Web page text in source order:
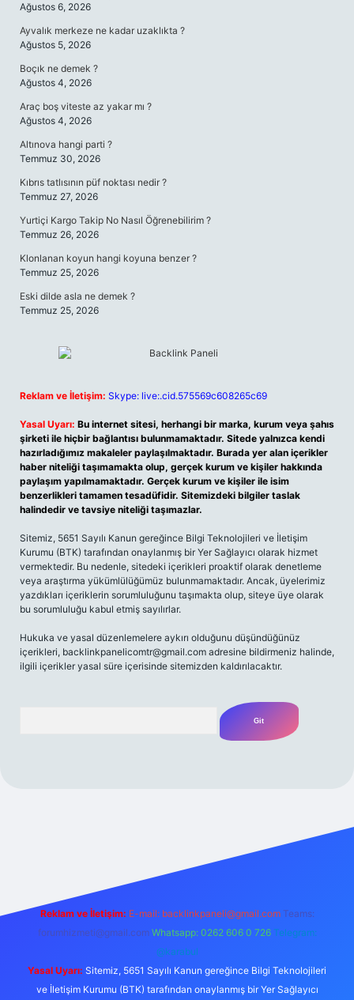
Ağustos 6, 2026
Ayvalık merkeze ne kadar uzaklıkta ?
Ağustos 5, 2026
Boçık ne demek ?
Ağustos 4, 2026
Araç boş viteste az yakar mı ?
Ağustos 4, 2026
Altınova hangi parti ?
Temmuz 30, 2026
Kıbrıs tatlısının püf noktası nedir ?
Temmuz 27, 2026
Yurtiçi Kargo Takip No Nasıl Öğrenebilirim ?
Temmuz 26, 2026
Klonlanan koyun hangi koyuna benzer ?
Temmuz 25, 2026
Eski dilde asla ne demek ?
Temmuz 25, 2026
Reklam ve İletişim: Skype: live:.cid.575569c608265c69
Yasal Uyarı: Bu internet sitesi, herhangi bir marka, kurum veya şahıs
şirketi ile hiçbir bağlantısı bulunmamaktadır. Sitede yalnızca kendi
hazırladığımız makaleler paylaşılmaktadır. Burada yer alan içerikler
haber niteliği taşımamakta olup, gerçek kurum ve kişiler hakkında
paylaşım yapılmamaktadır. Gerçek kurum ve kişiler ile isim
benzerlikleri tamamen tesadüfidir. Sitemizdeki bilgiler taslak
halindedir ve tavsiye niteliği taşımazlar.
Sitemiz, 5651 Sayılı Kanun gereğince Bilgi Teknolojileri ve İletişim
Kurumu (BTK) tarafından onaylanmış bir Yer Sağlayıcı olarak hizmet
vermektedir. Bu nedenle, sitedeki içerikleri proaktif olarak denetleme
veya araştırma yükümlülüğümüz bulunmamaktadır. Ancak, üyelerimiz
yazdıkları içeriklerin sorumluluğunu taşımakta olup, siteye üye olarak
bu sorumluluğu kabul etmiş sayılırlar.
Hukuka ve yasal düzenlemelere aykırı olduğunu düşündüğünüz
içerikleri, backlinkpanelicomtr@gmail.com adresine bildirmeniz halinde,
ilgili içerikler yasal süre içerisinde sitemizden kaldırılacaktır.
Reklam ve İletişim: E-mail: backlinkpaneli@gmail.com Teams:
forumhizmeti@gmail.com Whatsapp: 0262 606 0 726 Telegram:
@karabul
Yasal Uyarı: Sitemiz, 5651 Sayılı Kanun gereğince Bilgi Teknolojileri
ve İletişim Kurumu (BTK) tarafından onaylanmış bir Yer Sağlayıcı